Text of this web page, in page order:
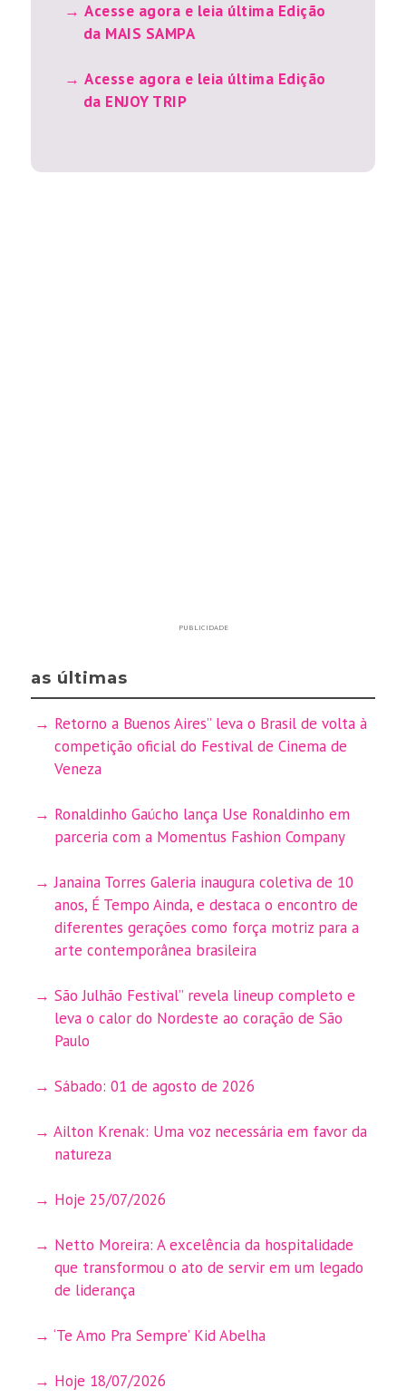
Acesse agora e leia última Edição
da MAIS SAMPA
Acesse agora e leia última Edição
da ENJOY TRIP
PUBLICIDADE
as últimas
Retorno a Buenos Aires” leva o Brasil de volta à
competição oficial do Festival de Cinema de
Veneza
Ronaldinho Gaúcho lança Use Ronaldinho em
parceria com a Momentus Fashion Company
Janaina Torres Galeria inaugura coletiva de 10
anos, É Tempo Ainda, e destaca o encontro de
diferentes gerações como força motriz para a
arte contemporânea brasileira
São Julhão Festival” revela lineup completo e
leva o calor do Nordeste ao coração de São
Paulo
Sábado: 01 de agosto de 2026
Ailton Krenak: Uma voz necessária em favor da
natureza
Hoje 25/07/2026
Netto Moreira: A excelência da hospitalidade
que transformou o ato de servir em um legado
de liderança
‘Te Amo Pra Sempre’ Kid Abelha
Hoje 18/07/2026